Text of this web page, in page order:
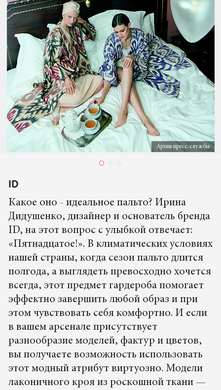
Архив пресс-службы
ID
Какое оно - идеальное пальто? Ирина
Дидушенко, дизайнер и основатель бренда
ID, на этот вопрос с улыбкой отвечает:
«Пятнадцатое!». В климатических условиях
нашей страны, когда сезон пальто длится
полгода, а выглядеть превосходно хочется
всегда, этот предмет гардероба помогает
эффектно завершить любой образ и при
этом чувствовать себя комфортно. И если
в вашем арсенале присутствует
разнообразие моделей, фактур и цветов,
вы получаете возможность использовать
этот модный атрибут виртуозно. Модели
лаконичного кроя из роскошной ткани —